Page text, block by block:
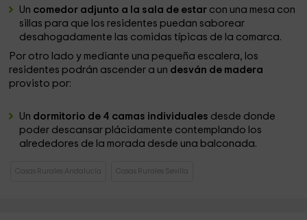
Un comedor adjunto a la sala de estar con una mesa con
sillas para que los residentes puedan saborear
desahogadamente las comidas típicas de la comarca.
Por otro lado y mediante una pequeña escalera, los
residentes podrán ascender a un desván de madera
provisto por:
Un dormitorio de 4 camas individuales desde donde
poder descansar plácidamente contemplando los
alrededores de la morada desde una balconada.
Casas Rurales Andalucía Casas Rurales Sevilla